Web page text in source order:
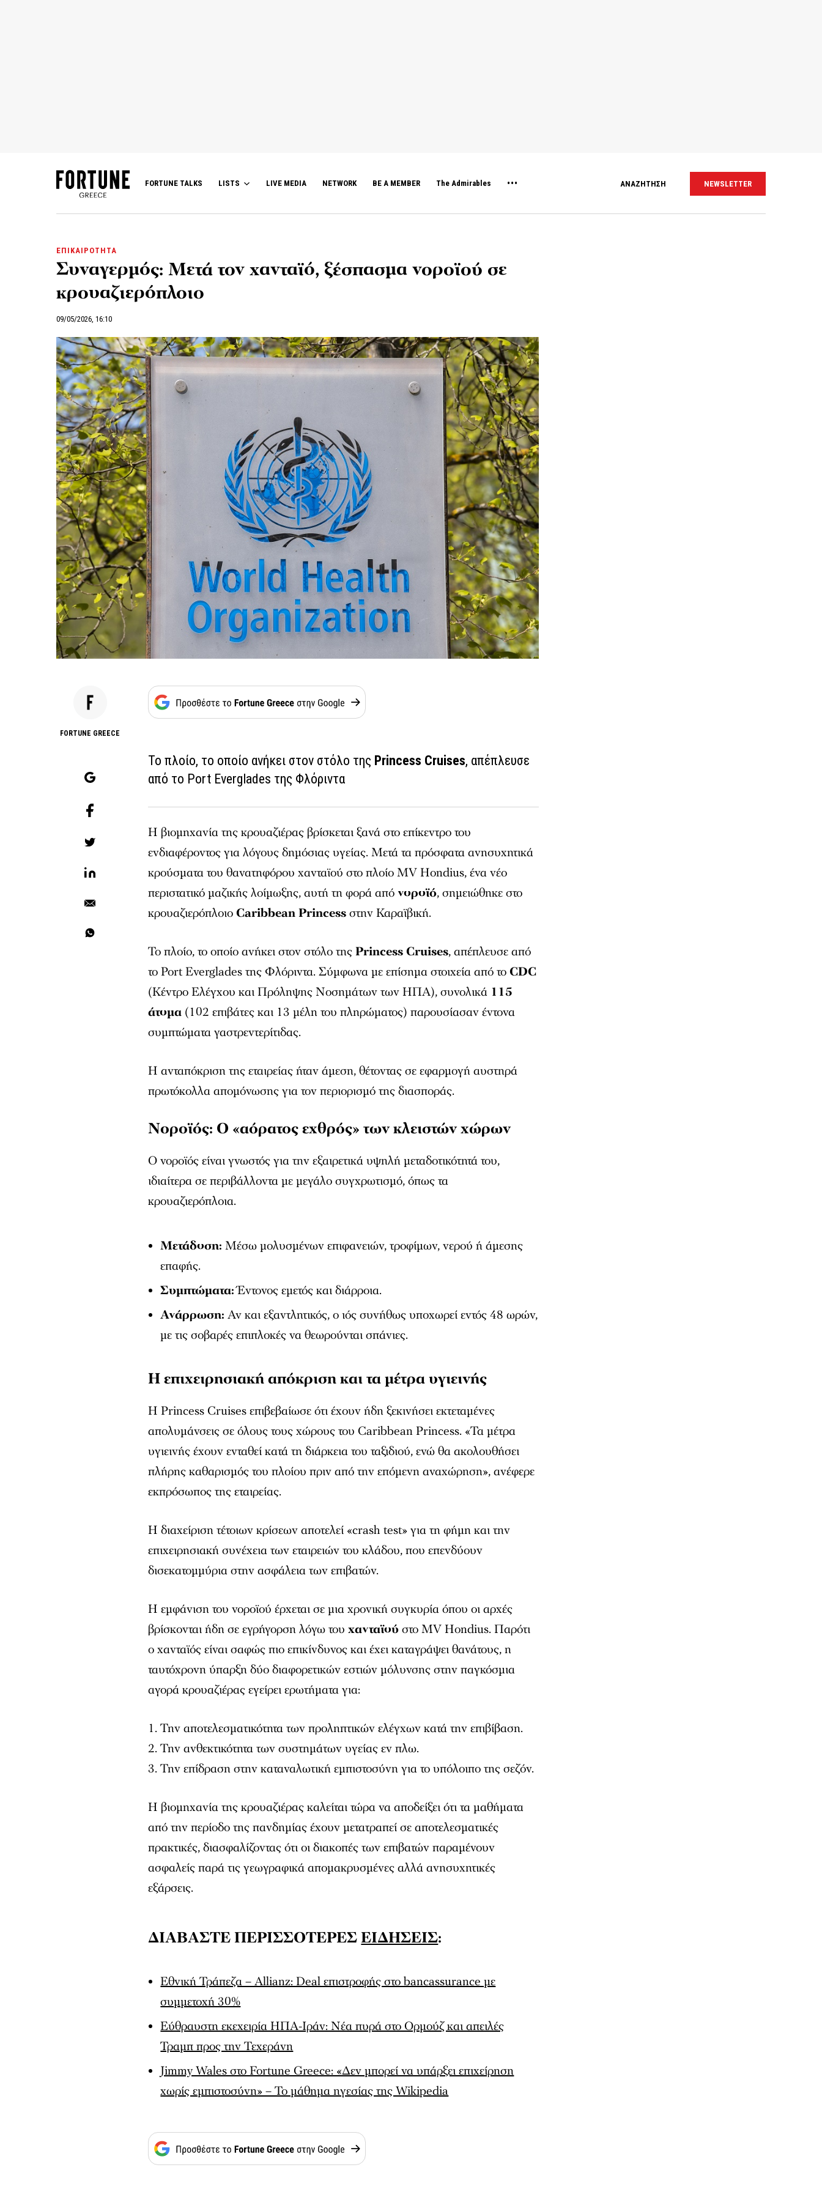
FORTUNE TALKS LISTS LIVE MEDIA NETWORK BE A MEMBER The Admirables ΑΝΑΖΗΤΗΣΗ NEWSLETTER
ΕΠΙΚΑΙΡΟΤΗΤΑ
Συναγερμός: Μετά τον χανταϊό, ξέσπασμα νοροϊού σε
κρουαζιερόπλοιο
09/05/2026, 16:10
FORTUNE GREECE
Το πλοίο, το οποίο ανήκει στον στόλο της Princess Cruises, απέπλευσε
από το Port Everglades της Φλόριντα
Η βιομηχανία της κρουαζιέρας βρίσκεται ξανά στο επίκεντρο του
ενδιαφέροντος για λόγους δημόσιας υγείας. Μετά τα πρόσφατα ανησυχητικά
κρούσματα του θανατηφόρου χανταϊού στο πλοίο MV Hondius, ένα νέο
περιστατικό μαζικής λοίμωξης, αυτή τη φορά απόνοροϊό, σημειώθηκε στο
κρουαζιερόπλοιοCaribbean Princessστην Καραϊβική.
Το πλοίο, το οποίο ανήκει στον στόλο τηςPrincess Cruises, απέπλευσε από
το Port Everglades της Φλόριντα. Σύμφωνα με επίσημα στοιχεία από τοCDC
(Κέντρο Ελέγχου και Πρόληψης Νοσημάτων των ΗΠΑ), συνολικά 115
άτομα (102 επιβάτες και 13 μέλη του πληρώματος) παρουσίασαν έντονα
συμπτώματα γαστρεντερίτιδας.
Η ανταπόκριση της εταιρείας ήταν άμεση, θέτοντας σε εφαρμογή αυστηρά
πρωτόκολλα απομόνωσης για τον περιορισμό της διασποράς.
Νοροϊός: Ο «αόρατος εχθρός» των κλειστών χώρων
Ο νοροϊός είναι γνωστός για την εξαιρετικά υψηλή μεταδοτικότητά του,
ιδιαίτερα σε περιβάλλοντα με μεγάλο συγχρωτισμό, όπως τα
κρουαζιερόπλοια.
Μετάδοση: Μέσω μολυσμένων επιφανειών, τροφίμων, νερού ή άμεσης
επαφής.
Συμπτώματα:Έντονος εμετός και διάρροια.
Ανάρρωση: Αν και εξαντλητικός, ο ιός συνήθως υποχωρεί εντός 48 ωρών,
με τις σοβαρές επιπλοκές να θεωρούνται σπάνιες.
Η επιχειρησιακή απόκριση και τα μέτρα υγιεινής
Η Princess Cruises επιβεβαίωσε ότι έχουν ήδη ξεκινήσει εκτεταμένες
απολυμάνσεις σε όλους τους χώρους του Caribbean Princess. «Τα μέτρα
υγιεινής έχουν ενταθεί κατά τη διάρκεια του ταξιδιού, ενώ θα ακολουθήσει
πλήρης καθαρισμός του πλοίου πριν από την επόμενη αναχώρηση», ανέφερε
εκπρόσωπος της εταιρείας.
Η διαχείριση τέτοιων κρίσεων αποτελεί «crash test» για τη φήμη και την
επιχειρησιακή συνέχεια των εταιρειών του κλάδου, που επενδύουν
δισεκατομμύρια στην ασφάλεια των επιβατών.
Η εμφάνιση του νοροϊού έρχεται σε μια χρονική συγκυρία όπου οι αρχές
βρίσκονται ήδη σε εγρήγορση λόγω τουχανταϊούστο MV Hondius. Παρότι
ο χανταϊός είναι σαφώς πιο επικίνδυνος και έχει καταγράψει θανάτους, η
ταυτόχρονη ύπαρξη δύο διαφορετικών εστιών μόλυνσης στην παγκόσμια
αγορά κρουαζιέρας εγείρει ερωτήματα για:
Την αποτελεσματικότητα των προληπτικών ελέγχων κατά την επιβίβαση.
Την ανθεκτικότητα των συστημάτων υγείας εν πλω.
Την επίδραση στην καταναλωτική εμπιστοσύνη για το υπόλοιπο της σεζόν.
Η βιομηχανία της κρουαζιέρας καλείται τώρα να αποδείξει ότι τα μαθήματα
από την περίοδο της πανδημίας έχουν μετατραπεί σε αποτελεσματικές
πρακτικές, διασφαλίζοντας ότι οι διακοπές των επιβατών παραμένουν
ασφαλείς παρά τις γεωγραφικά απομακρυσμένες αλλά ανησυχητικές
εξάρσεις.
ΔΙΑΒΑΣΤΕ ΠΕΡΙΣΣΟΤΕΡΕΣ ΕΙΔΗΣΕΙΣ:
Εθνική Τράπεζα – Allianz: Deal επιστροφής στο bancassurance με
συμμετοχή 30%
Εύθραυστη εκεχειρία ΗΠΑ-Ιράν: Νέα πυρά στο Ορμούζ και απειλές
Τραμπ προς την Τεχεράνη
Jimmy Wales στο Fortune Greece: «Δεν μπορεί να υπάρξει επιχείρηση
χωρίς εμπιστοσύνη» – Το μάθημα ηγεσίας της Wikipedia